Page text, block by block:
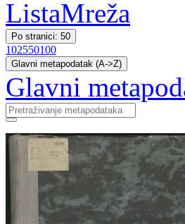
ListaMreža
Po stranici: 50
102550100
Glavni metapodatak (A->Z)
Glavni